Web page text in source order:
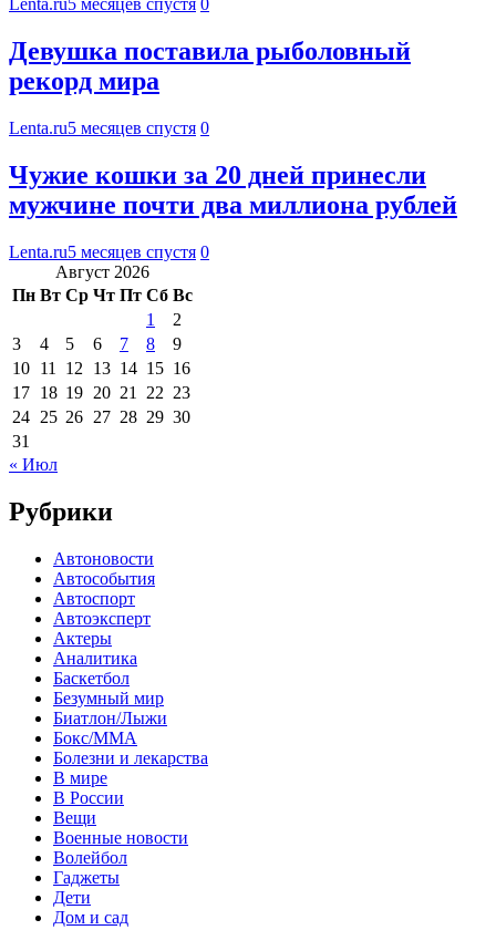
Lenta.ru5 месяцев спустя 0
Девушка поставила рыболовный
рекорд мира
Lenta.ru5 месяцев спустя 0
Чужие кошки за 20 дней принесли
мужчине почти два миллиона рублей
Lenta.ru5 месяцев спустя 0
Август 2026
Пн Вт Ср Чт Пт Сб Вс
1
2
3
4 5 6 7 8
9
10 11 12 13 14 15 16
17 18 19 20 21 22 23
24 25 26 27 28 29 30
31
« Июл
Рубрики
Автоновости
Автособытия
Автоспорт
Автоэксперт
Актеры
Аналитика
Баскетбол
Безумный мир
Биатлон/Лыжи
Бокс/MMA
Болезни и лекарства
В мире
В России
Вещи
Военные новости
Волейбол
Гаджеты
Дети
Дом и сад